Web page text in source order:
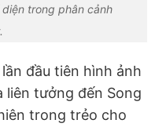
trong phân cảnh
đầu tiên hình ảnh
liên tưởng đến Song
trong trẻo cho